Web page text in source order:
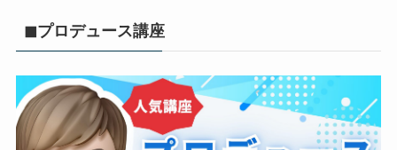
◼︎プロデュース講座